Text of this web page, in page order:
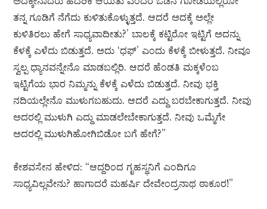
ತನ್ನ ಗೂಡಿಗೆ ನೆಗೆದು ಕುಳಿತುಕೊಳ್ಳುತ್ತದೆ. ಆದರೆ ಅದಕ್ಕೆ ಅಲ್ಲೇ
ಕುಳಿತಿರಲು ಹೇಗೆ ಸಾಧ್ಯವಾದೀತು?’ ಬಾಲಕ್ಕೆ ಕಟ್ಟಿರೋ ಇಟ್ಟಿಗೆ ಅದನ್ನು
ಕೆಳಕ್ಕೆ ಎಳೆದು ಬಿಡುತ್ತದೆ. ಅದು ‘ಧಫ್’ ಎಂದು ಕೆಳಕ್ಕೆ ಬೀಳುತ್ತದೆ. ನೀವೂ
ಸ್ವಲ್ಪ ಧ್ಯಾನವನ್ನೇನೊ ಮಾಡಬಲ್ಲಿರಿ. ಆದರೆ ಹೆಂಡತಿ ಮಕ್ಕಳೆಂಬ
ಇಟ್ಟಿಗೆಯ ಭಾರ ನಿಮ್ಮನ್ನು ಕೆಳಕ್ಕೆ ಎಳೆದು ಬಿಡುತ್ತದೆ. ನೀವು ಭಕ್ತಿ
ನದಿಯಲ್ಲೇನೊ ಮುಳುಗಬಹುದು. ಆದರೆ ಎದ್ದು ಬರಬೇಕಾಗುತ್ತದೆ. ನೀವು
ಅದರಲ್ಲಿ ಮುಳುಗಿ ಎದ್ದು ಮಾಡಲೇಬೇಕಾಗುತ್ತದೆ. ನೀವು ಒಮ್ಮೆಗೇ
ಅದರಲ್ಲಿ ಮುಳುಗಿಹೋಗಿಬಿಡೋ ಬಗೆ ಹೇಗೆ?”
ಕೇಶವಸೇನ ಹೇಳಿದ: “ಆದ್ದರಿಂದ ಗೃಹಸ್ಥನಿಗೆ ಎಂದಿಗೂ
ಸಾಧ್ಯವಿಲ್ಲವೇನು? ಹಾಗಾದರೆ ಮಹರ್ಷಿ ದೇವೇಂದ್ರನಾಥ ಠಾಕೂರ!”